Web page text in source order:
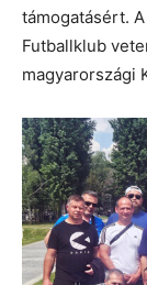
támogatásért.
Futballklub
magyarországi